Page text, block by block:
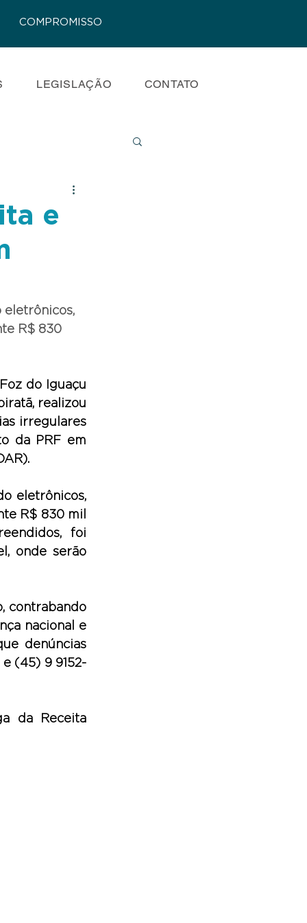
COMPROMISSO
LEGISLAÇÃO CONTATO
e
eletrônicos,
R$ 830
do Iguaçu
realizou
irregulares
da PRF em
eletrônicos,
R$ 830 mil
foi
onde serão
contrabando
nacional e
denúncias
(45) 9 9152-
da Receita